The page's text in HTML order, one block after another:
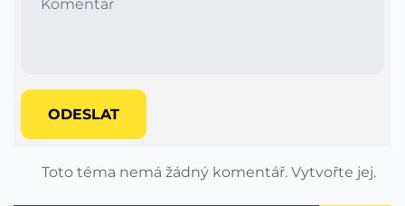
ODESLAT
Toto téma nemá žádný komentář. Vytvořte jej.